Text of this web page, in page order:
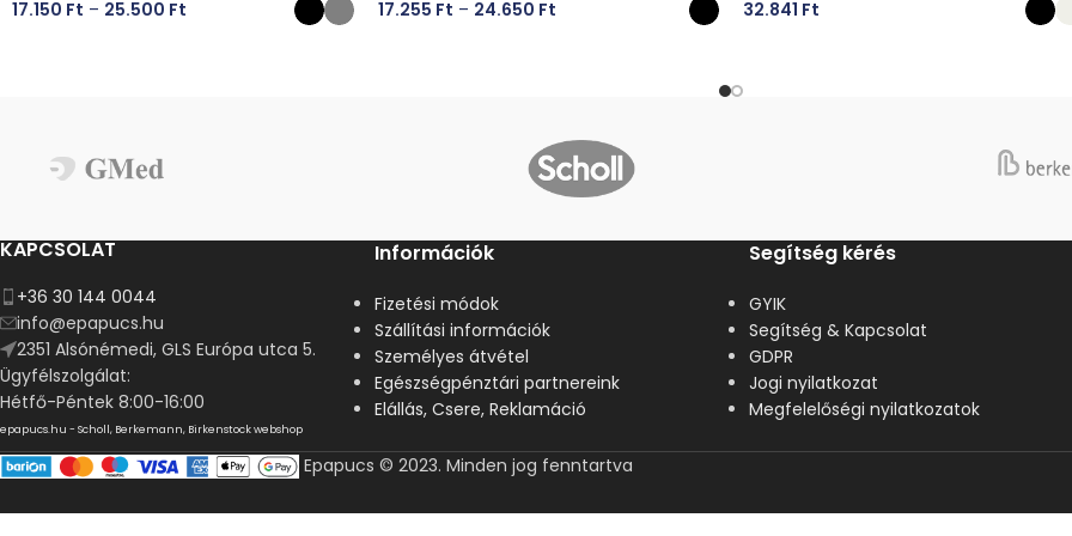
17.150 Ft – 25.500 Ft 17.255 Ft – 24.650 Ft 32.841 Ft
KAPCSOLAT
+36 30 144 0044
info@epapucs.hu
2351 Alsónémedi, GLS Európa utca 5.
Ügyfélszolgálat:
Hétfő-Péntek 8:00-16:00
epapucs.hu - Scholl, Berkemann, Birkenstock webshop
Információk
Fizetési módok
Szállítási információk
Személyes átvétel
Egészségpénztári partnereink
Elállás, Csere, Reklamáció
Segítség kérés
GYIK
Segítség & Kapcsolat
GDPR
Jogi nyilatkozat
Megfelelőségi nyilatkozatok
Epapucs © 2023. Minden jog fenntartva